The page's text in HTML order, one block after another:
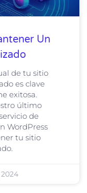
Un
de tu sitio
es clave
exitosa.
último
de
WordPress
tu sitio